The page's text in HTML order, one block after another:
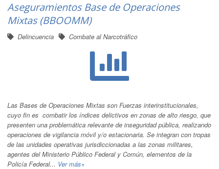
Aseguramientos Base de Operaciones
Mixtas (BBOOMM)
Delincuencia Combate al Narcotráfico
Las Bases de Operaciones Mixtas son Fuerzas interinstitucionales,
cuyo fin es combatir los índices delictivos en zonas de alto riesgo, que
presenten una problemática relevante de inseguridad pública, realizando
operaciones de vigilancia móvil y/o estacionaria. Se integran con tropas
de las unidades operativas jurisdiccionadas a las zonas militares,
agentes del Ministerio Público Federal y Común, elementos de la
Policía Federal... Ver más+